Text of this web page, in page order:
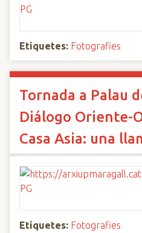
Etiquetes: Fotografies
Tornada a Palau
Diálogo Oriente-
Casa Asia: una
Etiquetes: Fotografies